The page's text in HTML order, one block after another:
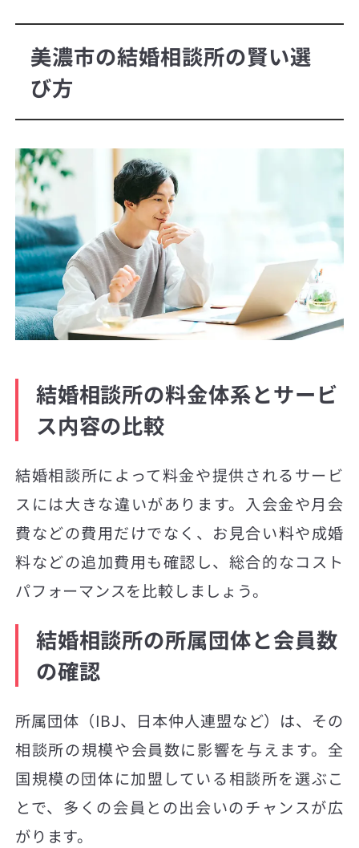
美濃市の結婚相談所の賢い選
び方
結婚相談所の料金体系とサービ
ス内容の比較
結婚相談所によって料金や提供されるサービ
スには大きな違いがあります。入会金や月会
費などの費用だけでなく、お見合い料や成婚
料などの追加費用も確認し、総合的なコスト
パフォーマンスを比較しましょう。
結婚相談所の所属団体と会員数
の確認
所属団体（IBJ、日本仲人連盟など）は、その
相談所の規模や会員数に影響を与えます。全
国規模の団体に加盟している相談所を選ぶこ
とで、多くの会員との出会いのチャンスが広
がります。